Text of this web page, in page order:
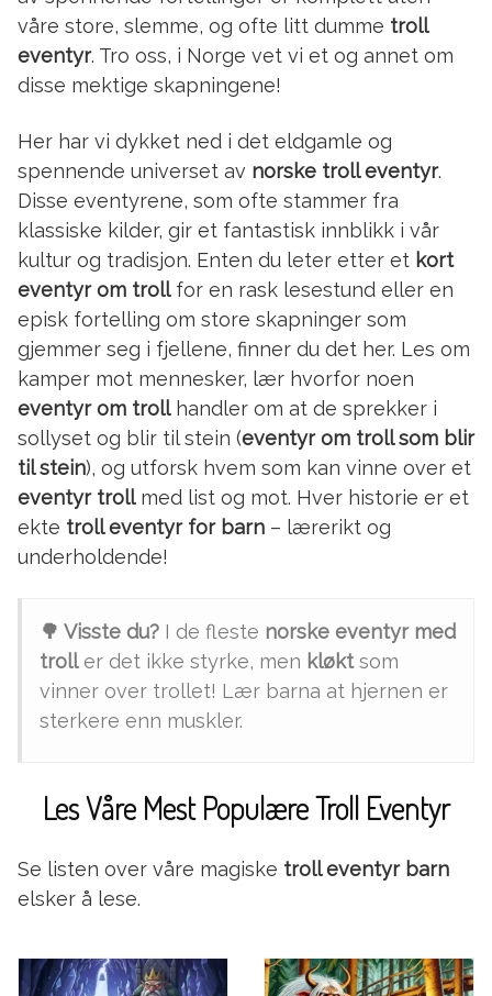
våre store, slemme, og ofte litt dumme troll
eventyr. Tro oss, i Norge vet vi et og annet om
disse mektige skapningene!
Her har vi dykket ned i det eldgamle og
spennende universet av norske troll eventyr.
Disse eventyrene, som ofte stammer fra
klassiske kilder, gir et fantastisk innblikk i vår
kultur og tradisjon. Enten du leter etter et kort
eventyr om trollfor en rask lesestund eller en
episk fortelling om store skapninger som
gjemmer seg i fjellene, finner du det her. Les om
kamper mot mennesker, lær hvorfor noen
eventyr om trollhandler om at de sprekker i
sollyset og blir til stein (eventyr om troll som blir
til stein), og utforsk hvem som kan vinne over et
eventyr trollmed list og mot. Hver historie er et
ekte troll eventyr for barn – lærerikt og
underholdende!
🌳 Visste du? I de fleste norske eventyr med
troller det ikke styrke, men kløktsom
vinner over trollet! Lær barna at hjernen er
sterkere enn muskler.
Les Våre Mest Populære Troll Eventyr
Se listen over våre magiske troll eventyr barn
elsker å lese.